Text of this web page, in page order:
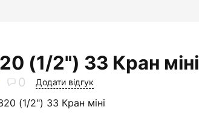
(1/2") ЗЗ Кран міні
0 Додати відгук
(1/2") ЗЗ Кран міні